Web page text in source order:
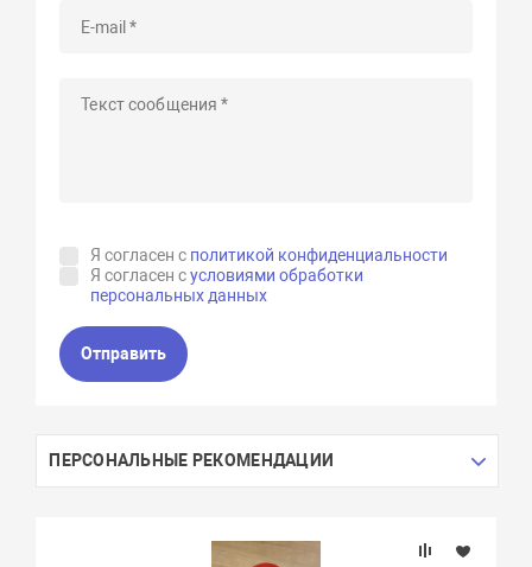
Я согласен с политикой конфиденциальности
Я согласен сусловиями обработки
персональных данных
Отправить
ПЕРСОНАЛЬНЫЕ РЕКОМЕНДАЦИИ